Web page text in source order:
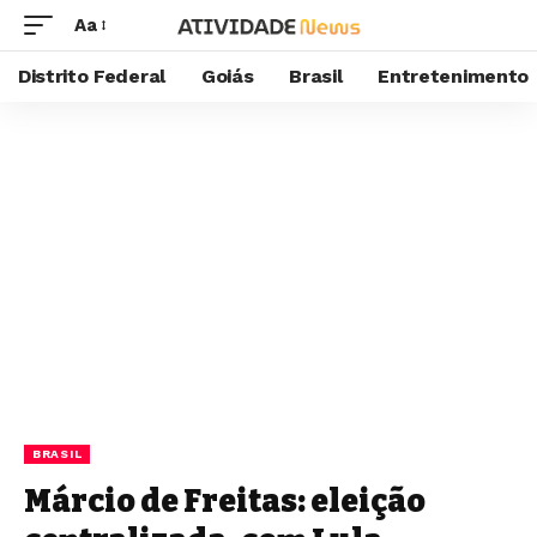
Aa
Distrito Federal Goiás Brasil Entretenimento
BRASIL
Márcio de Freitas: eleição